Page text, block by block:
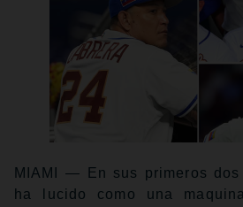
MIAMI — En sus primeros dos
ha lucido como una